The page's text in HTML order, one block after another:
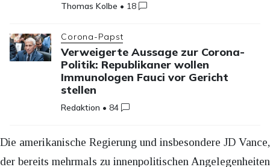
Thomas Kolbe • 18
Corona-Papst
Verweigerte Aussage zur Corona-
Politik: Republikaner wollen
Immunologen Fauci vor Gericht
stellen
Redaktion • 84
Die amerikanische Regierung und insbesondere JD Vance,
der bereits mehrmals zu innenpolitischen Angelegenheiten